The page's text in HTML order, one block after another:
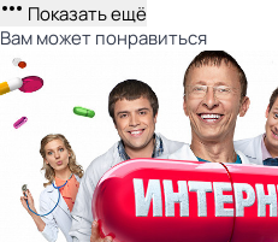
Показать ещё
Вам может понравиться